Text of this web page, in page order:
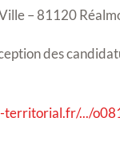
– 81120
des
territorial.fr/.../